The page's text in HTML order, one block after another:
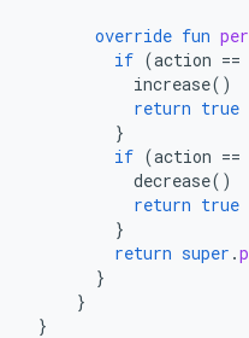
override fun
if (action ==
increase()
return true
}
if (action ==
decrease()
return true
}
return super .
}
}
}